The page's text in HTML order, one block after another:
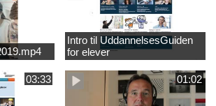
Intro til UddannelsesGuiden
for elever
03:33 01:02